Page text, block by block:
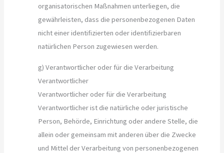
organisatorischen Maßnahmen unterliegen, die
gewährleisten, dass die personenbezogenen Daten
nicht einer identifizierten oder identifizierbaren
natürlichen Person zugewiesen werden.
g) Verantwortlicher oder für die Verarbeitung
Verantwortlicher
Verantwortlicher oder für die Verarbeitung
Verantwortlicher ist die natürliche oder juristische
Person, Behörde, Einrichtung oder andere Stelle, die
allein oder gemeinsam mit anderen über die Zwecke
und Mittel der Verarbeitung von personenbezogenen